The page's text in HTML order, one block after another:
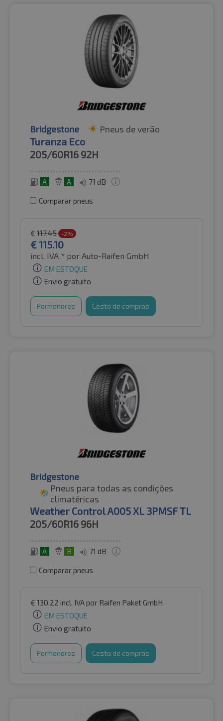
Bridgestone Pneus de verão
Turanza Eco
205/60R16 92H
A A 71 dB
Comparar pneus
€ 117.45 -2%
€115.10
incl. IVA * por Auto-Raifen GmbH
EM ESTOQUE
Envio gratuito
Pormenores Cesto de compras
Bridgestone
Pneus para todas as condições
climatéricas
Weather Control A005 XL 3PMSF TL
205/60R16 96H
A B 71 dB
Comparar pneus
€ 130.22 incl. IVApor Raifen Paket GmbH
EM ESTOQUE
Envio gratuito
Pormenores Cesto de compras